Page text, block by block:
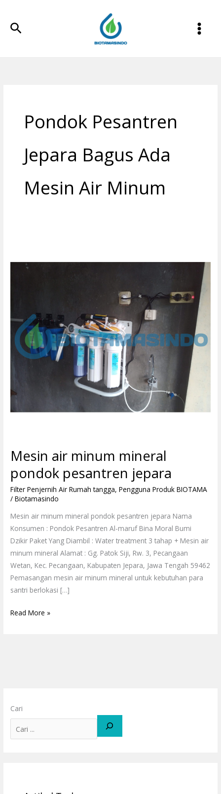
konten
Cari
Pondok Pesantren
Jepara Bagus Ada
Mesin Air Minum
Mesin air minum mineral
pondok pesantren jepara
Filter Penjernih Air Rumah tangga,Pengguna Produk BIOTAMA
/Biotamasindo
Mesin air minum mineral pondok pesantren jepara Nama
Konsumen : Pondok Pesantren Al-maruf Bina Moral Bumi
Dzikir Paket Yang Diambil : Water treatment 3 tahap + Mesin air
minum mineral Alamat : Gg. Patok Siji, Rw. 3, Pecangaan
Wetan, Kec. Pecangaan, Kabupaten Jepara, Jawa Tengah 59462
Pemasangan mesin air minum mineral untuk kebutuhan para
santri berlokasi […]
minum
jepara
Read More »
Cari